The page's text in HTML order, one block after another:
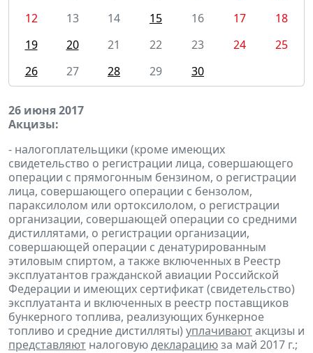
12
13 14 15 16 17
18
19
20 21 22 23 24
25
26
27 28 29 30
26 июня 2017
Акцизы:
- налогоплательщики (кроме имеющих
свидетельство о регистрации лица, совершающего
операции с прямогонным бензином, о регистрации
лица, совершающего операции с бензолом,
параксилолом или ортоксилолом, о регистрации
организации, совершающей операции со средними
дистиллятами, о регистрации организации,
совершающей операции с денатурированным
этиловым спиртом, а также включенных в Реестр
эксплуатантов гражданской авиации Российской
Федерации и имеющих сертификат (свидетельство)
эксплуатанта и включенных в реестр поставщиков
бункерного топлива, реализующих бункерное
топливо и средние дистилляты) уплачиваютакцизы и
представляют налоговуюдекларациюза май 2017 г.;